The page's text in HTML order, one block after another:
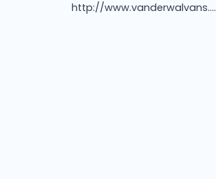
http://www.vanderwalvans....